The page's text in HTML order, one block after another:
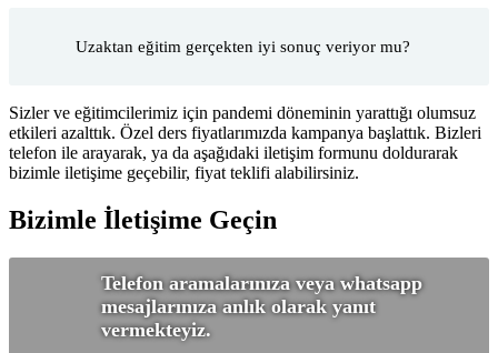
Uzaktan eğitim gerçekten iyi sonuç veriyor mu?
Sizler ve eğitimcilerimiz için pandemi döneminin yarattığı olumsuz
etkileri azalttık. Özel ders fiyatlarımızda kampanya başlattık. Bizleri
telefon ile arayarak, ya da aşağıdaki iletişim formunu doldurarak
bizimle iletişime geçebilir, fiyat teklifi alabilirsiniz.
Bizimle İletişime Geçin
Telefon aramalarınıza veya whatsapp
mesajlarınıza anlık olarak yanıt
vermekteyiz.